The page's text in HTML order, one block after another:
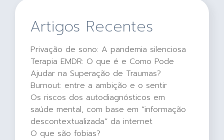
Artigos Recentes
Privação de sono: A pandemia silenciosa
Terapia EMDR: O que é e Como Pode
Ajudar na Superação de Traumas?
Burnout: entre a ambição e o sentir
Os riscos dos autodiagnósticos em
saúde mental, com base em “informação
descontextualizada” da internet
O que são fobias?